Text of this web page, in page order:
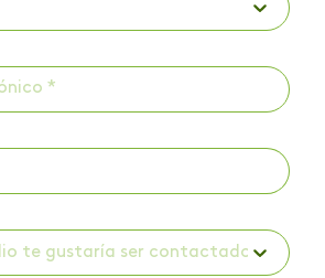
te gustaría ser contactado? *